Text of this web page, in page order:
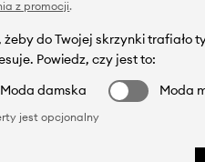
z promocji.
żeby do Twojej skrzynki trafiało
Powiedz, czy jest to:
Moda damska
Moda
jest opcjonalny